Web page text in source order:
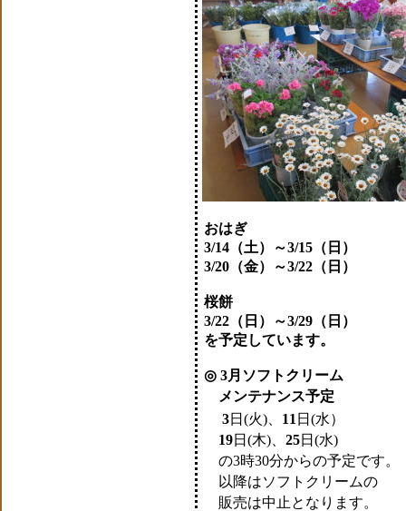
おはぎ
3/14（土）～3/15（日）
3/20（金）～3/22（日）
桜餅
3/22（日）～3/29（日）
を予定しています。
◎ 3月ソフトクリーム
メンテナンス予定
3日(火)、 11 日(水）
19日(木)、 25日(水)
の3時30分からの予定です。
以降はソフトクリームの
販売は中止となります。